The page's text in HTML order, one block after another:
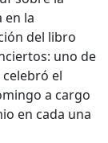
en la
del libro
uno de
celebró el
a cargo
en cada una